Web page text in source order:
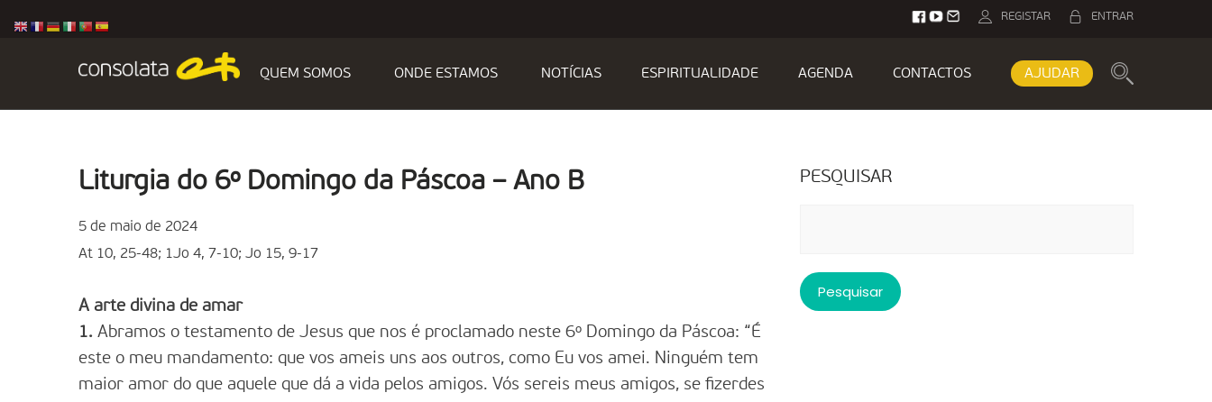
ENTRAR
REGISTAR
QUEM SOMOS ONDE ESTAMOS NOTÍCIAS ESPIRITUALIDADE AGENDA CONTACTOS AJUDAR
Liturgia do 6º Domingo da Páscoa – Ano B
5 de maio de 2024
At 10, 25-48; 1Jo 4, 7-10; Jo 15, 9-17
A arte divina de amar
1. Abramos o testamento de Jesus que nos é proclamado neste 6º Domingo da Páscoa: “É
este o meu mandamento: que vos ameis uns aos outros, como Eu vos amei. Ninguém tem
maior amor do que aquele que dá a vida pelos amigos. Vós sereis meus amigos, se fizerdes
PESQUISAR